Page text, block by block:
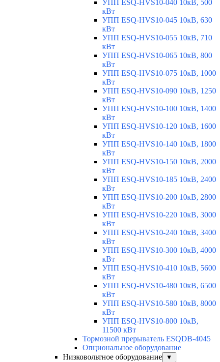
УПП ESQ-HVS10-040 10кВ, 500
кВт
УПП ESQ-HVS10-045 10кВ, 630
кВт
УПП ESQ-HVS10-055 10кВ, 710
кВт
УПП ESQ-HVS10-065 10кВ, 800
кВт
УПП ESQ-HVS10-075 10кВ, 1000
кВт
УПП ESQ-HVS10-090 10кВ, 1250
кВт
УПП ESQ-HVS10-100 10кВ, 1400
кВт
УПП ESQ-HVS10-120 10кВ, 1600
кВт
УПП ESQ-HVS10-140 10кВ, 1800
кВт
УПП ESQ-HVS10-150 10кВ, 2000
кВт
УПП ESQ-HVS10-185 10кВ, 2400
кВт
УПП ESQ-HVS10-200 10кВ, 2800
кВт
УПП ESQ-HVS10-220 10кВ, 3000
кВт
УПП ESQ-HVS10-240 10кВ, 3400
кВт
УПП ESQ-HVS10-300 10кВ, 4000
кВт
УПП ESQ-HVS10-410 10кВ, 5600
кВт
УПП ESQ-HVS10-480 10кВ, 6500
кВт
УПП ESQ-HVS10-580 10кВ, 8000
кВт
УПП ESQ-HVS10-800 10кВ,
11500 кВт
Тормозной прерыватель ESQDB-4045
Опциональное оборудование
Низковольтное оборудование
▼